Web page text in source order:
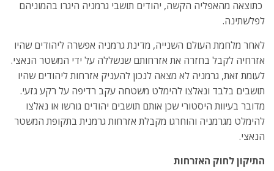
כתוצאה מהאפליה הקשה, יהודים תושבי גרמניה היגרו בהמוניהם
לפלשתינה.
לאחר מלחמת העולם השנייה, מדינת גרמניה אפשרה ליהודים שהיו
אזרחיה לקבל בחזרה את אזרחותם שנשללה על ידי המשטר הנאצי.
לעומת זאת, גרמניה לא מצאה לנכון להעניק אזרחות ליהודים שהיו
תושבים בלבד ונאלצו להימלט משטחה עקב רדיפה על רקע גזעי.
מדובר בעיוות היסטורי שכן אותם תושבים יהודים גורשו או נאלצו
להימלט מגרמניה והוחרגו מקבלת אזרחות גרמנית בתקופת המשטר
הנאצי.
התיקון לחוק האזרחות